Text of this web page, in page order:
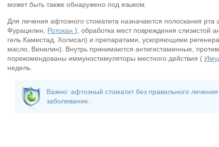
может быть также обнаружено под языком.
Для лечения афтозного стоматита назначаются полоскания
Фурацилин, Ротокан ), обработка мест повреждения слизистой
гель Камистад, Холисал) и препаратами, ускоряющими
масло, Винилин). Внутрь принимаются антигистаминные,
порекомендованы иммуностимуляторы местного действия (
недель.
Важно: афтозный стоматит без правильного
заболевание.